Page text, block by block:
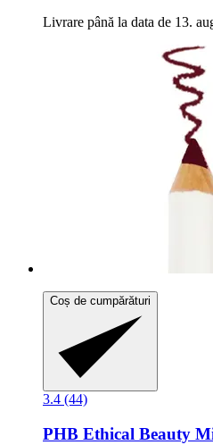
Livrare până la data de 13.
Coș de cumpărături
3.4 (44)
PHB Ethical Beauty